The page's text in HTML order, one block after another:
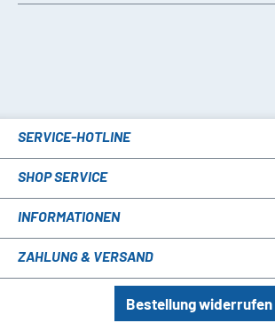
SERVICE-HOTLINE
SHOP SERVICE
INFORMATIONEN
ZAHLUNG & VERSAND
Bestellung widerrufen